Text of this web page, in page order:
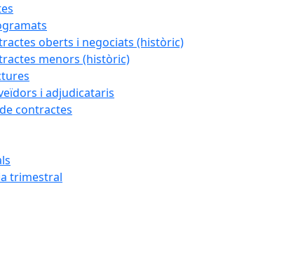
oberts i negociats (històric)
menors (històric)
i adjudicataris
contractes
trimestral